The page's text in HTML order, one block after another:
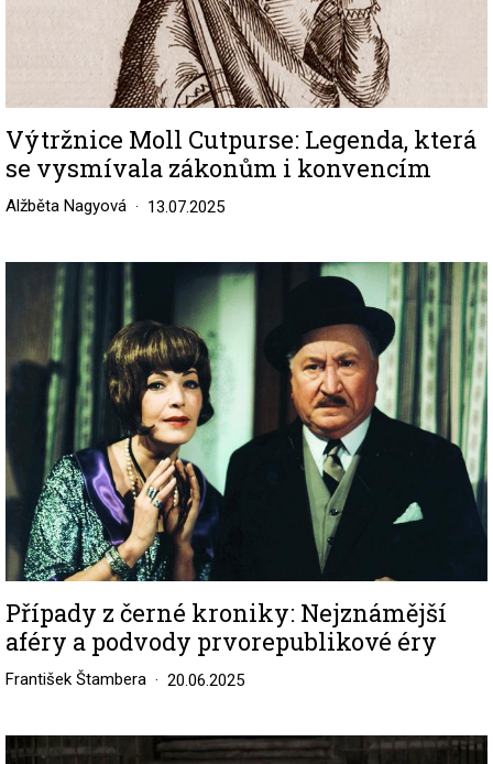
Výtržnice Moll Cutpurse: Legenda, která
se vysmívala zákonům i konvencím
Alžběta Nagyová 13.07.2025
Případy z černé kroniky: Nejznámější
aféry a podvody prvorepublikové éry
František Štambera 20.06.2025
Image